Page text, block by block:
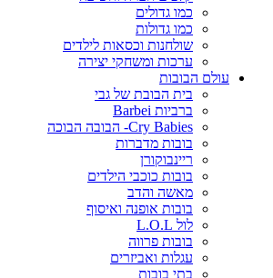
כמו גדולים
כמו גדולות
שולחנות וכסאות לילדים
ערכות ומשחקי יצירה
עולם הבובות
בית הבובת של גבי
ברביות Barbei
Cry Babies- הבובה הבוכה
בובות מדברות
ריינבוקורן
בובות כוכבי הילדים
מאשה והדב
בובות אופנה ואיסוף
לול L.O.L
בובות פרווה
עגלות ואביזרים
בתי בובות